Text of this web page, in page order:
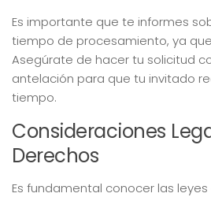
Es importante que te informes
tiempo de procesamiento, ya
Asegúrate de hacer tu solicitud
antelación para que tu invitado
tiempo.
Consideraciones
Derechos
Es fundamental conocer las